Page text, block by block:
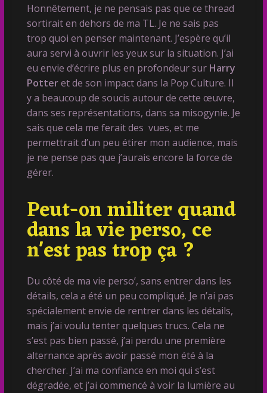
Honnêtement, je ne pensais pas que ce thread
sortirait en dehors de ma TL. Je ne sais pas
trop quoi en penser maintenant. J’espère qu’il
aura servi à ouvrir les yeux sur la situation. J’ai
eu envie d’écrire plus en profondeur surHarry
Potteret de son impact dans la Pop Culture. Il
y a beaucoup de soucis autour de cette œuvre,
dans ses représentations, dans sa misogynie. Je
sais que cela me ferait des vues, et me
permettrait d’un peu étirer mon audience, mais
je ne pense pas que j’aurais encore la force de
gérer.
Peut-on militer quand
dans la vie perso, ce
n'est pas trop ça ?
Du côté de ma vie perso’, sans entrer dans les
détails, cela a été un peu compliqué. Je n’ai pas
spécialement envie de rentrer dans les détails,
mais j’ai voulu tenter quelques trucs. Cela ne
s’est pas bien passé, j’ai perdu une première
alternance après avoir passé mon été à la
chercher. J’ai ma confiance en moi qui s’est
dégradée, et j’ai commencé à voir la lumière au